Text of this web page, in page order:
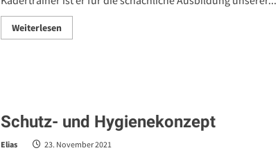
WeiterlesenRead
more
Schutz- und Hygienekonzept
Elias 23. November 2021